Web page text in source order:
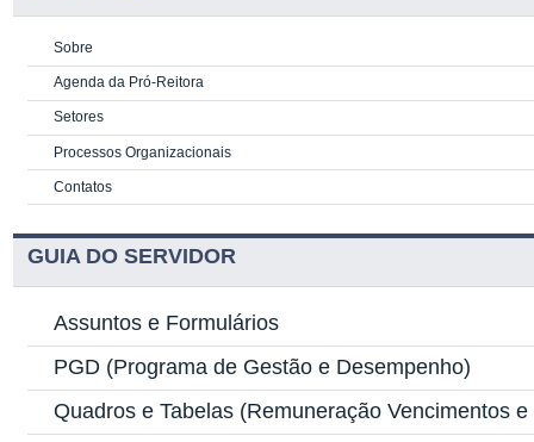
Sobre
Agenda da Pró-Reitora
Setores
Processos Organizacionais
Contatos
GUIA DO SERVIDOR
Assuntos e Formulários
PGD (Programa de Gestão e Desempenho)
Quadros e Tabelas (Remuneração Vencimentos